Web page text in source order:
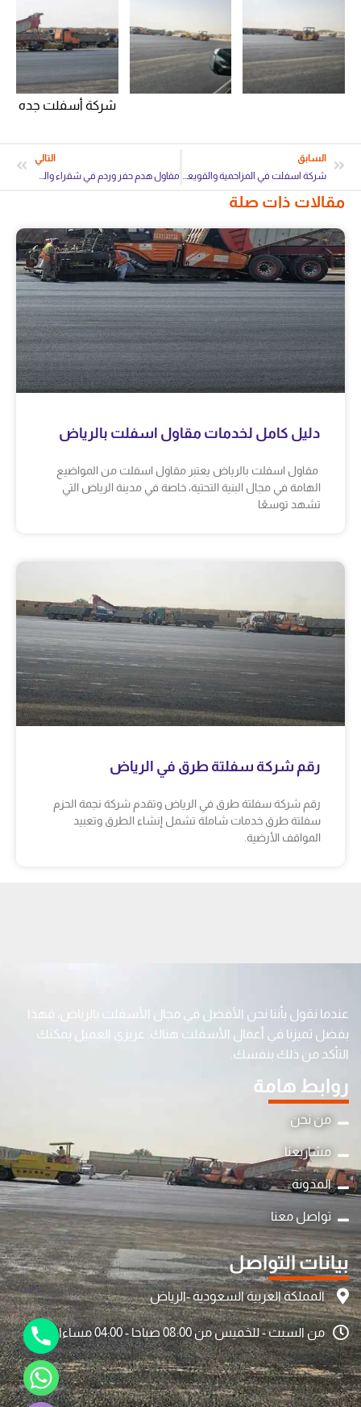
شركة أسفلت جده
السابق
شركة اسفلت في المزاحمية والقويعية
التالي
مقاول هدم حفر وردم في شقراء والدوادمي
مقالات ذات صلة
دليل كامل لخدمات مقاول اسفلت بالرياض
مقاول اسفلت بالرياض يعتبر مقاول اسفلت من المواضيع
الهامة في مجال البنية التحتية، خاصة في مدينة الرياض التي
تشهد توسعًا
رقم شركة سفلتة طرق في الرياض
رقم شركة سفلتة طرق في الرياض وتقدم شركة نجمة الحزم
سفلتة طرق خدمات شاملة تشمل إنشاء الطرق وتعبيد
المواقف الأرضية.
عندما نقول بأننا نحن الأفضل في مجال الأسفلت بالرياض، فهذا
بفضل تميزنا في أعمال الأسفلت هناك. عزيزي العميل يمكنك
التأكد من ذلك بنفسك.
روابط هامة
من نحن
مشاريعنا
المدونة
تواصل معنا
بيانات التواصل
المملكة العربية السعودية -الرياض
من السبت - للخميس من 08:00 صباحا - 04:00 مساءا
H
i
d
e
c
h
a
t